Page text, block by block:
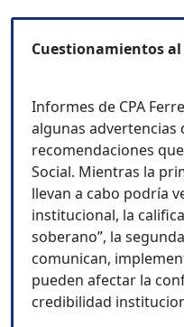
Cuestionamientos
Informes de CPA
algunas advertencias
recomendaciones
Social. Mientras la
llevan a cabo podría
institucional, la
soberano”, la
comunican,
pueden afectar la
credibilidad